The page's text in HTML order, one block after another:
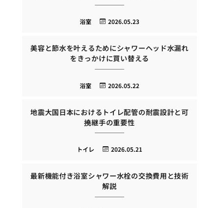
2026.05.23
浴室
美容と節水を叶えるためにシャワーヘッド水漏れ
をきっかけに買い替える
2026.05.22
浴室
地震大国日本におけるトイレ配管の耐震設計と可
撓継手の重要性
2026.05.21
トイレ
最新機能付き浴室シャワー水栓の交換費用と技術
解説